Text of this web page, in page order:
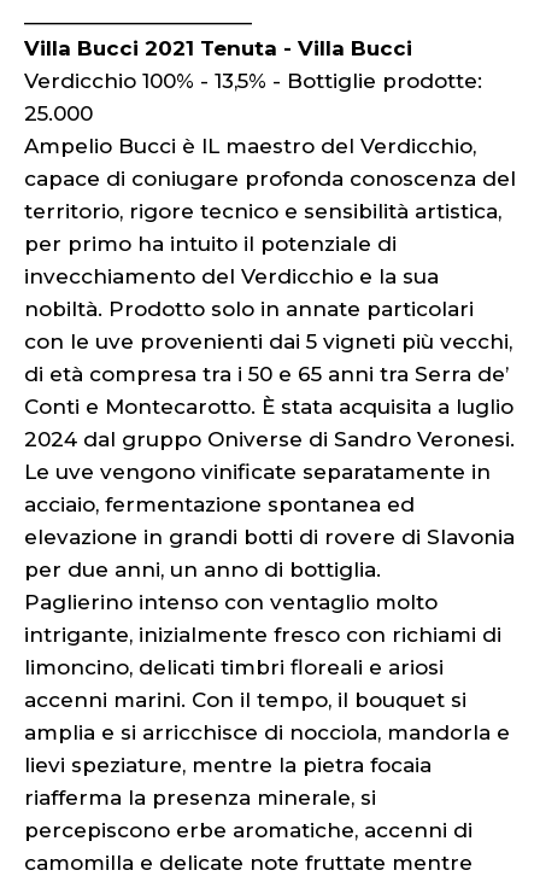
_____________________
Villa Bucci 2021 Tenuta - Villa Bucci
Verdicchio 100% - 13,5% - Bottiglie prodotte:
25.000
Ampelio Bucci è IL maestro del Verdicchio,
capace di coniugare profonda conoscenza del
territorio, rigore tecnico e sensibilità artistica,
per primo ha intuito il potenziale di
invecchiamento del Verdicchio e la sua
nobiltà. Prodotto solo in annate particolari
con le uve provenienti dai 5 vigneti più vecchi,
di età compresa tra i 50 e 65 anni tra Serra de’
Conti e Montecarotto. È stata acquisita a luglio
2024 dal gruppo Oniverse di Sandro Veronesi.
Le uve vengono vinificate separatamente in
acciaio, fermentazione spontanea ed
elevazione in grandi botti di rovere di Slavonia
per due anni, un anno di bottiglia.
Paglierino intenso con ventaglio molto
intrigante, inizialmente fresco con richiami di
limoncino, delicati timbri floreali e ariosi
accenni marini. Con il tempo, il bouquet si
amplia e si arricchisce di nocciola, mandorla e
lievi speziature, mentre la pietra focaia
riafferma la presenza minerale, si
percepiscono erbe aromatiche, accenni di
camomilla e delicate note fruttate mentre